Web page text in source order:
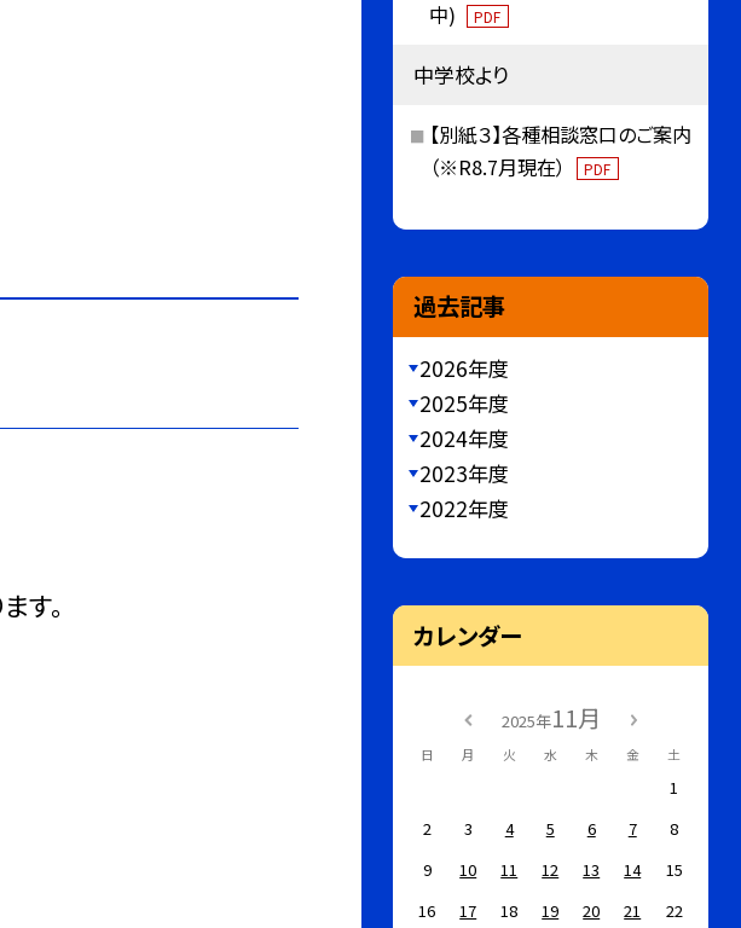
す。
中)
PDF
中学校より
【別紙３】各種相談窓口のご案内
（※R8.7月現在）
PDF
過去記事
2026年度
2025年度
2024年度
2023年度
2022年度
カレンダー
2025年11月
日 月 火 水 木 金 土
1
2
3 4 5 6 7
8
9
10 11 12 13 14
15
16
17 18 19 20 21
22